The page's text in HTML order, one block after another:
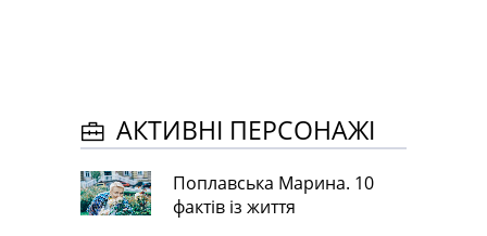
АКТИВНІ ПЕРСОНАЖІ
Поплавська Марина. 10
фактів із життя